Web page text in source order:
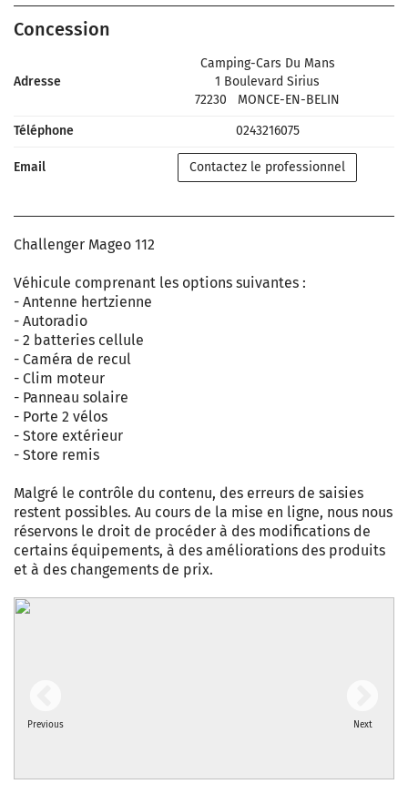
Concession
Adresse
Camping-Cars Du Mans
1 Boulevard Sirius
72230
MONCE-EN-BELIN
Téléphone
0243216075
Email Contactez le professionnel
Challenger Mageo 112
Véhicule comprenant les options suivantes :
- Antenne hertzienne
- Autoradio
- 2 batteries cellule
- Caméra de recul
- Clim moteur
- Panneau solaire
- Porte 2 vélos
- Store extérieur
- Store remis
Malgré le contrôle du contenu, des erreurs de saisies
restent possibles. Au cours de la mise en ligne, nous nous
réservons le droit de procéder à des modifications de
certains équipements, à des améliorations des produits
et à des changements de prix.
Previous Next